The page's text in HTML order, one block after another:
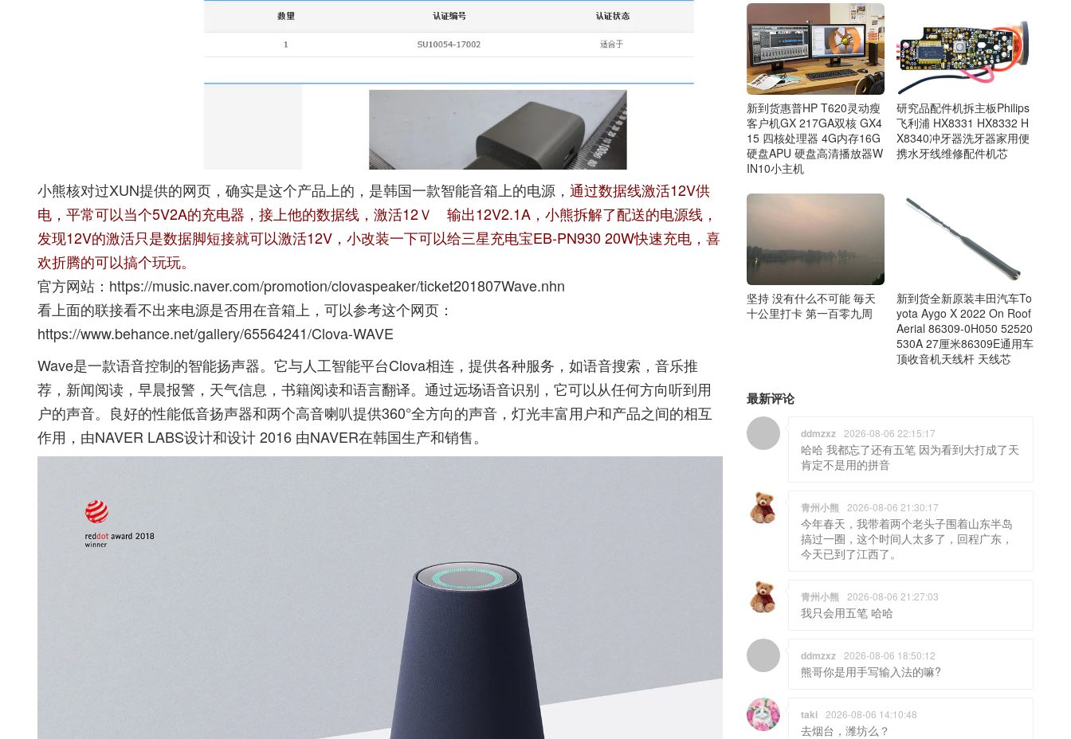
小熊核对过XUN提供的网页，确实是这个产品上的，是韩国一款智能音箱上的电源， 通过数据线激活12V供
电，平常可以当个5V2A的充电器，接上他的数据线，激活12Ｖ 输出12V2.1A，小熊拆解了配送的电源线，
发现12V的激活只是数据脚短接就可以激活12V，小改装一下可以给三星充电宝EB-PN930 20W快速充电，喜
欢折腾的可以搞个玩玩。
官方网站： https://music.naver.com/promotion/clovaspeaker/ticket201807Wave.nhn
看上面的联接看不出来电源是否用在音箱上，可以参考这个网页：
https://www.behance.net/gallery/65564241/Clova-WAVE
Wave是一款语音控制的智能扬声器。它与人工智能平台Clova相连，提供各种服务，如语音搜索，音乐推
荐，新闻阅读，早晨报警，天气信息，书籍阅读和语言翻译。通过远场语音识别，它可以从任何方向听到用
户的声音。良好的性能低音扬声器和两个高音喇叭提供360°全方向的声音，灯光丰富用户和产品之间的相互
作用，由NAVER LABS设计和设计 2016 由NAVER在韩国生产和销售。
新到货惠普HP T620灵动瘦
客户机GX 217GA双核 GX4
15 四核处理器 4G内存16G
硬盘APU 硬盘高清播放器W
IN10小主机
研究品配件机拆主板Philips
飞利浦 HX8331 HX8332 H
X8340冲牙器洗牙器家用便
携水牙线维修配件机芯
坚持 没有什么不可能 毎天
十公里打卡 第一百零九周
新到货全新原装丰田汽车To
yota Aygo X 2022 On Roof
Aerial 86309-0H050 52520
530A 27厘米86309E通用车
顶收音机天线杆 天线芯
最新评论
ddmzxz 2026-08-06 22:15:17
哈哈 我都忘了还有五笔 因为看到大打成了天
肯定不是用的拼音
青州小熊 2026-08-06 21:30:17
今年春天，我带着两个老头子围着山东半岛
搞过一圈，这个时间人太多了，回程广东，
今天已到了江西了。
青州小熊 2026-08-06 21:27:03
我只会用五笔 哈哈
ddmzxz 2026-08-06 18:50:12
熊哥你是用手写输入法的嘛?
taki 2026-08-06 14:10:48
去烟台，潍坊么？